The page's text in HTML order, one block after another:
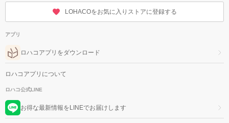
LOHACOをお気に入りストアに登録する
アプリ
ロハコアプリをダウンロード
ロハコアプリについて
ロハコ公式LINE
お得な最新情報をLINEでお届けします